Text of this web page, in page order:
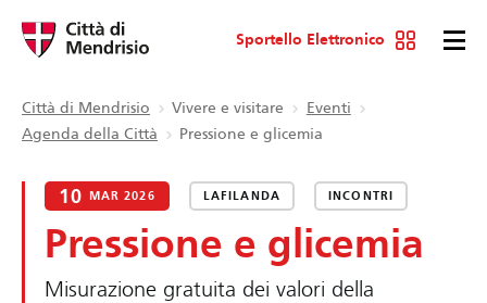
Sportello Elettronico
Città di Mendrisio Vivere e visitare
Eventi
Agenda della Città
Pressione e glicemia
10 MAR 2026 LAFILANDA INCONTRI
Pressione e glicemia
Misurazione gratuita dei valori della